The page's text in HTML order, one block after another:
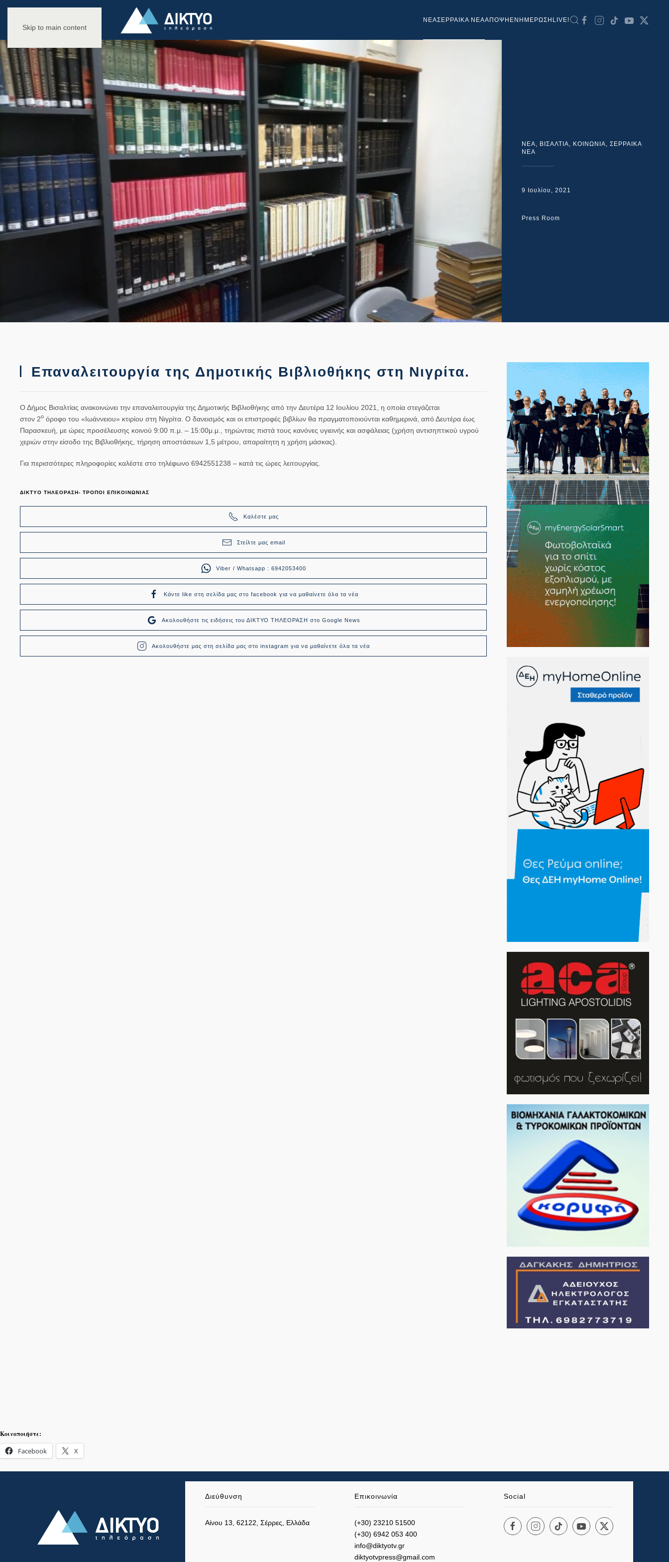
Skip to main content
NEAΣΕΡΡΑΙΚΑ ΝΕΑΑΠΟΨΗ ΕΝΗΜΕΡΩΣΗ LIVE!
NEA, ΒΙΣΑΛΤΙΑ, ΚΟΙΝΩΝΙΑ, ΣΕΡΡΑΙΚΑ
ΝΕΑ
9 Ιουλίου, 2021
Press Room
Επαναλειτουργία της Δημοτικής Βιβλιοθήκης στη Νιγρίτα.
Ο Δήμος Βισαλτίας ανακοινώνει την επαναλειτουργία της Δημοτικής Βιβλιοθήκης από την Δευτέρα 12 Ιουλίου 2021
, η οποία στεγάζεται
στον 2ο όροφο του «Ιωάννειου» κτιρίου στη Νιγρίτα . Ο δανεισμός και οι επιστροφές βιβλίων θα πραγματοποιούνται καθημερινά, από Δευτέρα έως
Παρασκευή, με ώρες προσέλευσης κοινού 9:00 π.μ. – 15:00μ.μ., τηρώντας πιστά τους κανόνες υγιεινής και ασφάλειας (χρήση αντισηπτικού υγρού
χεριών στην είσοδο της Βιβλιοθήκης, τήρηση αποστάσεων 1,5 μέτρου, απαραίτητη η χρήση μάσκας).
Για περισσότερες πληροφορίες καλέστε στο τηλέφωνο 6942551238 – κατά τις ώρες λειτουργίας.
ΔΙΚΤΥΟ ΤΗΛΕΟΡΑΣΗ- ΤΡΟΠΟΙ ΕΠΙΚΟΙΝΩΝΙΑΣ
Καλέστε μας
Στείλτε μας email
Viber / Whatsapp : 6942053400
Κάντε like στη σελίδα μας στο facebook για να μαθαίνετε όλα τα νέα
Ακολουθήστε τις ειδήσεις του ΔΙΚΤΥΟ ΤΗΛΕΟΡΑΣΗ στο Google News
Ακολουθήστε μας στη σελίδα μας στο instagram για να μαθαίνετε όλα τα νέα
Κοινοποιήστε:
Facebook X
Διεύθυνση
Αίνου 13, 62122, Σέρρες, Ελλάδα
Επικοινωνία
(+30) 23210 51500
(+30) 6942 053 400
info@diktyotv.gr
diktyotvpress@gmail.com
Social